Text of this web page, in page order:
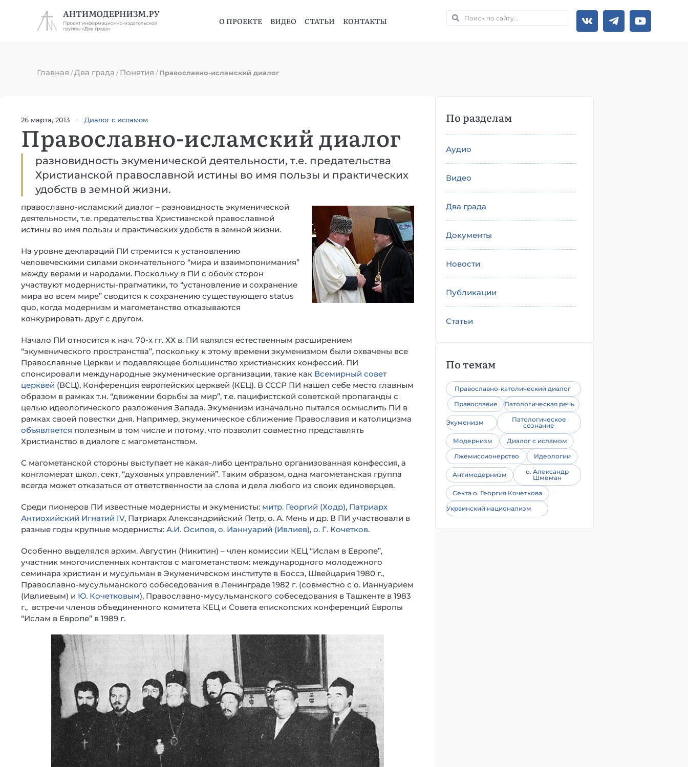
О ПРОЕКТЕ ВИДЕО СТАТЬИ КОНТАКТЫ
Главная /Два града /Понятия /Православно-исламский диалог
26 марта, 2013 Диалог с исламом
Православно-исламский диалог
разновидность экуменической деятельности, т.е. предательства
Христианской православной истины во имя пользы и практических
удобств в земной жизни.
православно-исламский диалог – разновидность экуменической
деятельности, т.е. предательства Христианской православной
истины во имя пользы и практических удобств в земной жизни.
На уровне деклараций ПИ стремится к установлению
человеческими силами окончательного “мира и взаимопонимания”
между верами и народами. Поскольку в ПИ с обоих сторон
участвуют модернисты-прагматики, то “установление и сохранение
мира во всем мире” сводится к сохранению существующего status
quo, когда модернизм и магометанство отказываются
конкурировать друг с другом.
Начало ПИ относится к нач. 70-х гг. XX в. ПИ являлся естественным расширением
“экуменического пространства”, поскольку к этому времени экуменизмом были охвачены все
Православные Церкви и подавляющее большинство христианских конфессий. ПИ
спонсировали международные экуменические организации, такие как Всемирный совет
церквей (ВСЦ), Конференция европейских церквей (КЕЦ). В СССР ПИ нашел себе место главным
образом в рамках т.н. “движении борьбы за мир”, т.е. пацифистской советской пропаганды с
целью идеологического разложения Запада. Экуменизм изначально пытался осмыслить ПИ в
рамках своей повестки дня. Например, экуменическое сближение Православия и католицизма
объявляется полезным в том числе и потому, что позволит совместно представлять
Христианство в диалоге с магометанством.
С магометанской стороны выступает не какая-либо центрально организованная конфессия, а
конгломерат школ, сект, “духовных управлений”. Таким образом, одна магометанская группа
всегда может отказаться от ответственности за слова и дела любого из своих единоверцев.
Среди пионеров ПИ известные модернисты и экуменисты: митр. Георгий (Ходр), Патриарх
Антиохийский Игнатий IV, Патриарх Александрийский Петр, о. А. Мень и др. В ПИ участвовали в
разные годы крупные модернисты: А.И. Осипов, о. Ианнуарий (Ивлиев), о. Г. Кочетков.
Особенно выделялся архим. Августин (Никитин) – член комиссии КЕЦ “Ислам в Европе”,
участник многочисленных контактов с магометанством: международного молодежного
семинара христиан и мусульман в Экуменическом институте в Боссэ, Швейцария 1980 г.,
Православно-мусульманского собеседования в Ленинграде 1982 г. (совместно с о. Ианнуарием
(Ивлиевым) и Ю. Кочетковым), Православно-мусульманского собеседования в Ташкенте в 1983
г., встречи членов объединенного комитета КЕЦ и Совета епископских конференций Европы
“Ислам в Европе” в 1989 г.
По разделам
Аудио
Видео
Два града
Документы
Новости
Публикации
Статьи
По темам
Православно-католический диалог
Православие
Патологическая речь
Экуменизм
Патологическое
сознание
Модернизм
Диалог с исламом
Лжемиссионерство
Идеологии
Антимодернизм
о. Александр
Шмеман
Секта о. Георгия Кочеткова
Украинский национализм